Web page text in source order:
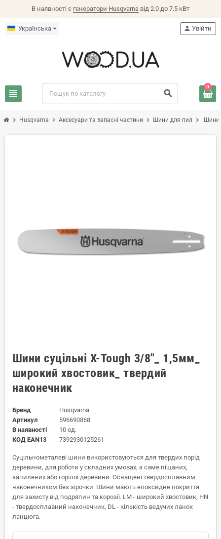
В наявності є генератори Husqvarna від 2.0 до 7.5 кВт
Українська
view_headline search
person Увійти
0
chevron_right Husqvarna chevron_right Аксесуари та запасні частини chevron_right Шини для пил chevron_right Шини
Шини суцільні X-Tough 3/8"_ 1,5мм_
широкий хвостовик_ твердий
наконечник
Бренд
Husqvarna
Артикул
596690868
В наявності
10 од.
КОД EAN13
7392930125261
Суцільнометалеві шини використовуються для твердих порід
деревини, для роботи у складних умовах, а саме піщаних,
запилених або горілої деревини. Оснащені твердосплавним
наконечником без зірочки. Шини мають епоксидне покриття
для захисту від подряпин та корозії. LM - широкий хвостовик, HN
- твердосплавний наконечник, DL - кількість ведучих ланок
ланцюга.